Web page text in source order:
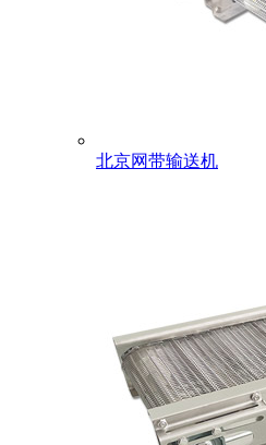
北京网带输送机